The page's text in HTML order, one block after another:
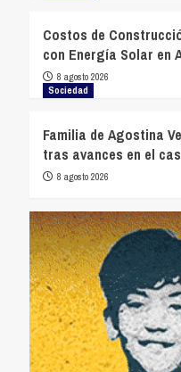
Costos de
con Energía Solar en
8 agosto 2026
Sociedad
Familia de Agostina
tras avances en el
8 agosto 2026